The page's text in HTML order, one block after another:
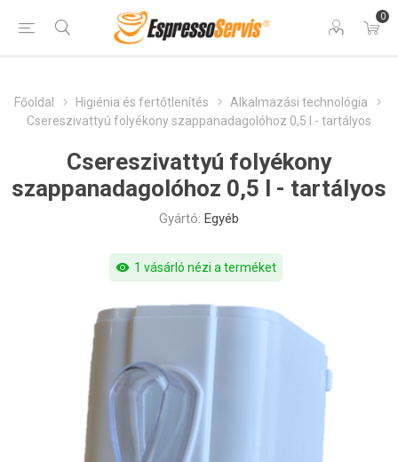
0
Főoldal Higiénia és fertőtlenítés
Alkalmazási technológia
Csereszivattyú folyékony szappanadagolóhoz 0,5 l - tartályos
Csereszivattyú folyékony
szappanadagolóhoz 0,5 l - tartályos
Gyártó: Egyéb
visibility 1 vásárló nézi a terméket